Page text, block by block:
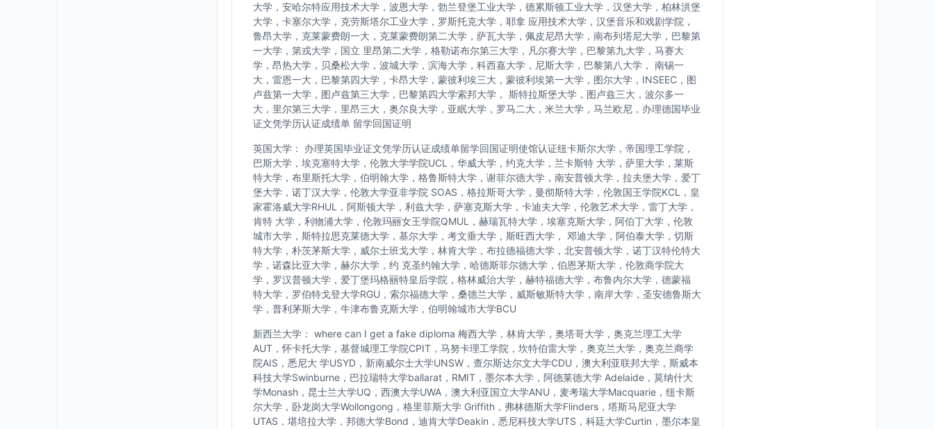
大学，安哈尔特应用技术大学，波恩大学，勃兰登堡工业大学，德累斯顿工业大学，汉堡大学，柏林洪堡
大学，卡塞尔大学，克劳斯塔尔工业大学，罗斯托克大学，耶拿 应用技术大学，汉堡音乐和戏剧学院，
鲁昂大学，克莱蒙费朗一大，克莱蒙费朗第二大学，萨瓦大学，佩皮尼昂大学，南布列塔尼大学，巴黎第
一大学，第戎大学，国立 里昂第二大学，格勒诺布尔第三大学，凡尔赛大学，巴黎第九大学，马赛大
学，昂热大学，贝桑松大学，波城大学，滨海大学，科西嘉大学，尼斯大学，巴黎第八大学， 南锡一
大，雷恩一大，巴黎第四大学，卡昂大学，蒙彼利埃三大，蒙彼利埃第一大学，图尔大学，INSEEC，图
卢兹第一大学，图卢兹第三大学，巴黎第四大学索邦大学， 斯特拉斯堡大学，图卢兹三大，波尔多一
大，里尔第三大学，里昂三大，奥尔良大学，亚眠大学，罗马二大，米兰大学，马兰欧尼，办理德国毕业
证文凭学历认证成绩单 留学回国证明
英国大学： 办理英国毕业证文凭学历认证成绩单留学回国证明使馆认证纽卡斯尔大学，帝国理工学院，
巴斯大学，埃克塞特大学，伦敦大学学院UCL，华威大学，约克大学，兰卡斯特 大学，萨里大学，莱斯
特大学，布里斯托大学，伯明翰大学，格鲁斯特大学，谢菲尔德大学，南安普顿大学，拉夫堡大学，爱丁
堡大学，诺丁汉大学，伦敦大学亚非学院 SOAS，格拉斯哥大学，曼彻斯特大学，伦敦国王学院KCL，皇
家霍洛威大学RHUL，阿斯顿大学，利兹大学，萨塞克斯大学，卡迪夫大学，伦敦艺术大学，雷丁大学，
肯特 大学，利物浦大学，伦敦玛丽女王学院QMUL，赫瑞瓦特大学，埃塞克斯大学，阿伯丁大学，伦敦
城市大学，斯特拉思克莱德大学，基尔大学，考文垂大学，斯旺西大学， 邓迪大学，阿伯泰大学，切斯
特大学，朴茨茅斯大学，威尔士班戈大学，林肯大学，布拉德福德大学，北安普顿大学，诺丁汉特伦特大
学，诺森比亚大学，赫尔大学，约 克圣约翰大学，哈德斯菲尔德大学，伯恩茅斯大学，伦敦商学院大
学，罗汉普顿大学，爱丁堡玛格丽特皇后学院，格林威治大学，赫特福德大学，布鲁内尔大学，德蒙福
特大学，罗伯特戈登大学RGU，索尔福德大学，桑德兰大学，威斯敏斯特大学，南岸大学，圣安德鲁斯大
学，普利茅斯大学，牛津布鲁克斯大学，伯明翰城市大学BCU
新西兰大学： where can I get a fake diploma 梅西大学，林肯大学，奥塔哥大学，奥克兰理工大学
AUT，怀卡托大学，基督城理工学院CPIT，马努卡理工学院，坎特伯雷大学，奥克兰大学，奥克兰商学
院AIS，悉尼大 学USYD，新南威尔士大学UNSW，查尔斯达尔文大学CDU，澳大利亚联邦大学，斯威本
科技大学Swinburne，巴拉瑞特大学ballarat，RMIT，墨尔本大学，阿德莱德大学 Adelaide，莫纳什大
学Monash，昆士兰大学UQ，西澳大学UWA，澳大利亚国立大学ANU，麦考瑞大学Macquarie，纽卡斯
尔大学，卧龙岗大学Wollongong，格里菲斯大学 Griffith，弗林德斯大学Flinders，塔斯马尼亚大学
UTAS，堪培拉大学，邦德大学Bond，迪肯大学Deakin，悉尼科技大学UTS，科廷大学Curtin，墨尔本皇